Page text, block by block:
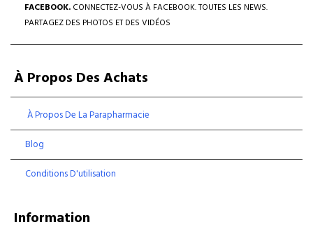
FACEBOOK. CONNECTEZ-VOUS À FACEBOOK. TOUTES LES NEWS.
PARTAGEZ DES PHOTOS ET DES VIDÉOS
À Propos Des Achats
À Propos De La Parapharmacie
Blog
Conditions D'utilisation
Information